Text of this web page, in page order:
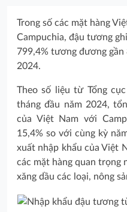
Trong số các mặt hàng
Campuchia, đậu tương
799,4% tương đương
2024.
Theo số liệu từ Tổng
tháng đầu năm 2024,
của Việt Nam với
15,4% so với cùng kỳ
xuất nhập khẩu của Việt
các mặt hàng quan trọng
xăng dầu các loại, nông